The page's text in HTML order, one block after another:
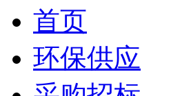
首页
环保供应